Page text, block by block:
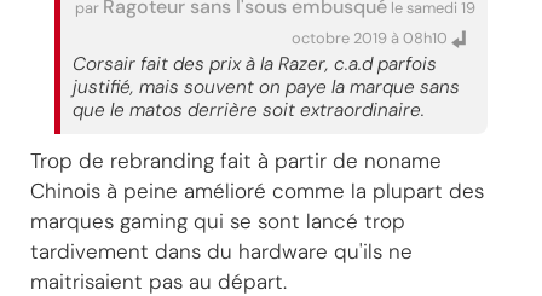
par Ragoteur sans l'sous embusqué le samedi 19
octobre 2019 à 08h10
Corsair fait des prix à la Razer, c.a.d parfois
justifié, mais souvent on paye la marque sans
que le matos derrière soit extraordinaire.
Trop de rebranding fait à partir de noname
Chinois à peine amélioré comme la plupart des
marques gaming qui se sont lancé trop
tardivement dans du hardware qu'ils ne
maitrisaient pas au départ.